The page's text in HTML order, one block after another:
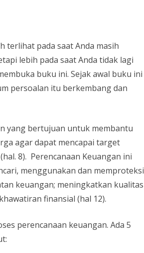
terlihat pada saat Anda masih
lebih pada saat Anda tidak lagi
buku ini. Sejak awal buku ini
persoalan itu berkembang dan
yang bertujuan untuk membantu
agar dapat mencapai target
8). Perencanaan Keuangan ini
menggunakan dan memproteksi
keuangan; meningkatkan kualitas
finansial (hal 12).
perencanaan keuangan. Ada 5